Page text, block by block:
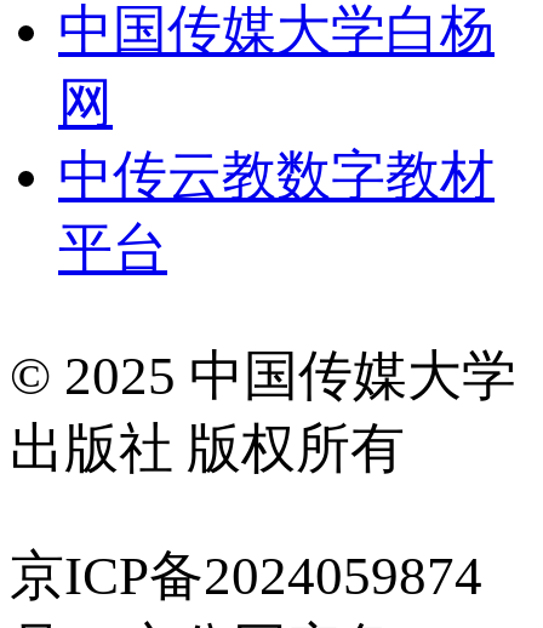
中国传媒大学白杨
网
中传云教数字教材
平台
© 2025 中国传媒大学
出版社 版权所有
京ICP备2024059874